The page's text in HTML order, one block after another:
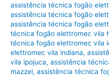
assistência técnica fogão
assistência técnica fogão
assistência técnica fogão
técnica fogão elettromec vila
técnica fogão elettromec vila
elettromec vila indiana,
vila ipojuca,assistência
mazzei,assistência técnica